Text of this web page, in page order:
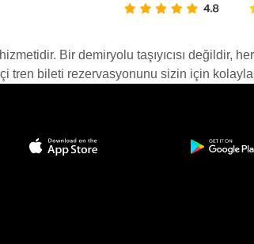
Bir demiryolu taşıyıcısı değildir,
bileti rezervasyonunu sizin için